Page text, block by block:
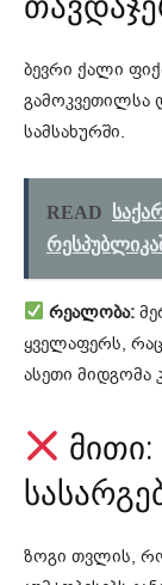
ბევრი ქალი
გამოკვეთილსა
სამსახურში.
READ
რეალობა:
ყველაფერს,
ასეთი
მითი:
ზოგი თვლის,